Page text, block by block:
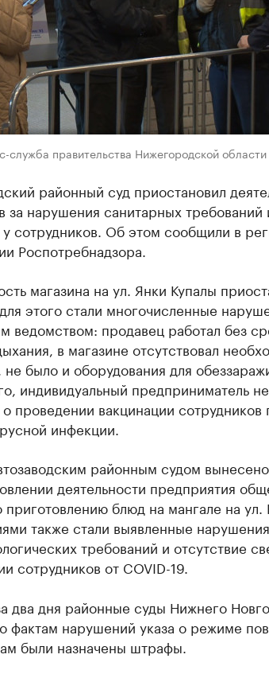
служба правительства Нижегородской области
районный суд приостановил
за нарушения санитарных требований
сотрудников. Об этом сообщили в
Роспотребнадзора.
магазина на ул. Янки Купалы
этого стали многочисленные
ведомством: продавец работал без
в магазине отсутствовал
не было и оборудования для
индивидуальный предприниматель
проведении вакцинации сотрудников
инфекции.
районным судом
деятельности предприятия
приготовлению блюд на мангале на ул.
также стали выявленные
требований и отсутствие
сотрудников от COVID-19.
два дня районные суды Нижнего
фактам нарушений указа о режиме
были назначены штрафы.